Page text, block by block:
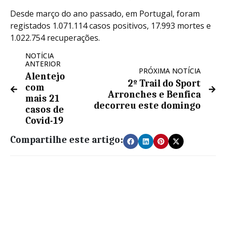
Desde março do ano passado, em Portugal, foram
registados 1.071.114 casos positivos, 17.993 mortes e
1.022.754 recuperações.
NOTÍCIA
ANTERIOR
Alentejo
com
mais 21
casos de
Covid-19
PRÓXIMA NOTÍCIA
2º Trail do Sport
Arronches e Benfica
decorreu este domingo
Compartilhe este artigo: